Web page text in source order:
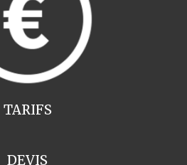
TARIFS
DEVIS